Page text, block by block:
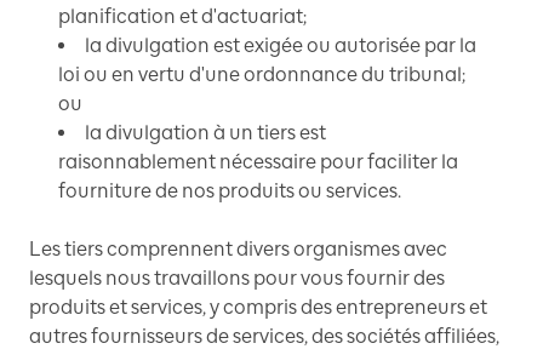
planification et d'actuariat;
la divulgation est exigée ou autorisée par la
loi ou en vertu d'une ordonnance du tribunal;
ou
la divulgation à un tiers est
raisonnablement nécessaire pour faciliter la
fourniture de nos produits ou services.
Les tiers comprennent divers organismes avec
lesquels nous travaillons pour vous fournir des
produits et services, y compris des entrepreneurs et
autres fournisseurs de services, des sociétés affiliées,